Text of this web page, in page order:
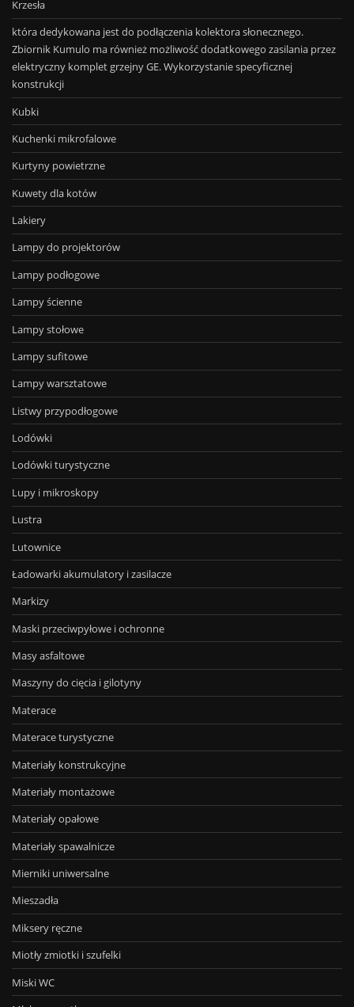
Krzesła
która dedykowana jest do podłączenia kolektora słonecznego.
Zbiornik Kumulo ma również możliwość dodatkowego zasilania przez
elektryczny komplet grzejny GE. Wykorzystanie specyficznej
konstrukcji
Kubki
Kuchenki mikrofalowe
Kurtyny powietrzne
Kuwety dla kotów
Lakiery
Lampy do projektorów
Lampy podłogowe
Lampy ścienne
Lampy stołowe
Lampy sufitowe
Lampy warsztatowe
Listwy przypodłogowe
Lodówki
Lodówki turystyczne
Lupy i mikroskopy
Lustra
Lutownice
Ładowarki akumulatory i zasilacze
Markizy
Maski przeciwpyłowe i ochronne
Masy asfaltowe
Maszyny do cięcia i gilotyny
Materace
Materace turystyczne
Materiały konstrukcyjne
Materiały montażowe
Materiały opałowe
Materiały spawalnicze
Mierniki uniwersalne
Mieszadła
Miksery ręczne
Miotły zmiotki i szufelki
Miski WC